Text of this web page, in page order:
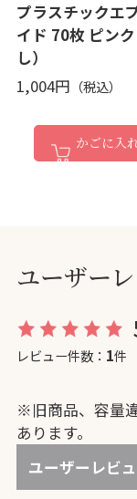
プラスチックエ
イド 70枚 ピン
し）
1,004円
かごに入
ユーザー
レビュー件数： 1件
※旧商品、容量
あります。
ユーザーレビ